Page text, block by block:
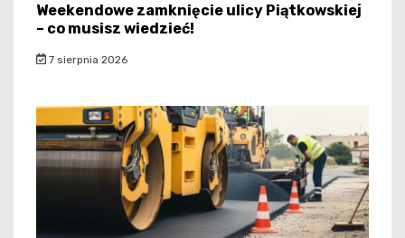
Weekendowe zamknięcie ulicy Piątkowskiej
– co musisz wiedzieć!
7 sierpnia 2026